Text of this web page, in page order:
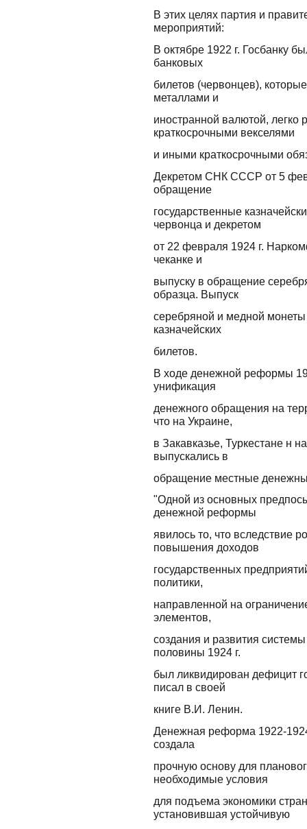
В этих целях партия и
мероприятий:
В октябре 1922 г. Госбанку
банковых
билетов (червонцев),
металлами и
иностранной валютой,
краткосрочными векселями
и иными краткосрочными
Декретом СНК СССР от 5
обращение
государственные
червонца и декретом
от 22 февраля 1924 г.
чеканке и
выпуску в обращение
образца. Выпуск
серебряной и медной
казначейских
билетов.
В ходе денежной реформы
унификация
денежного обращения на
что на Украине,
в Закавказье, Туркестане н
выпускались в
обращение местные
"Одной из основных
денежной реформы
явилось то, что вследствие
повышения доходов
государственных
политики,
направленной на
элементов,
создания и развития
половины 1924 г.
был ликвидирован дефицит
писал в своей
книге В.И. Ленин.
Денежная реформа 1922-
создала
прочную основу для
необходимые условия
для подъема экономики
установившая устойчивую